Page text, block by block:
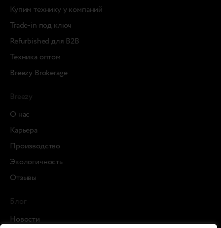
Купим технику у компаний
Trade-in под ключ
Refurbished для B2B
Техника оптом
Breezy Brokerage
Breezy
О нас
Карьера
Производство
Экологичность
Отзывы
Блог
Новости